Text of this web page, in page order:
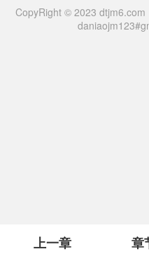
上一章 章
CopyRight © 2023